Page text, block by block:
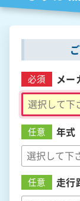
必須 メー
任意 年式
任意 走行